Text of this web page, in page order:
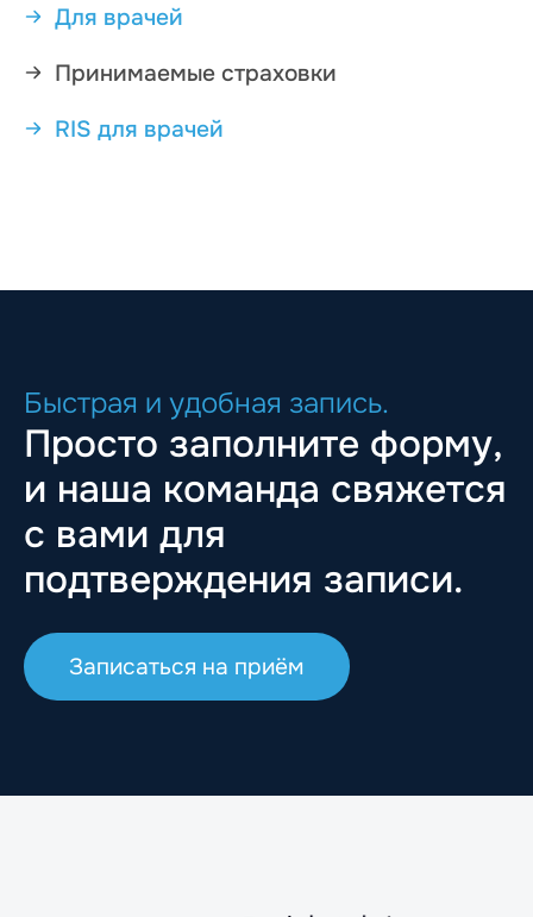
Для врачей
Принимаемые страховки
RIS для врачей
Быстрая и удобная запись.
Просто заполните форму,
и наша команда свяжется
с вами для
подтверждения записи.
Записаться на приём